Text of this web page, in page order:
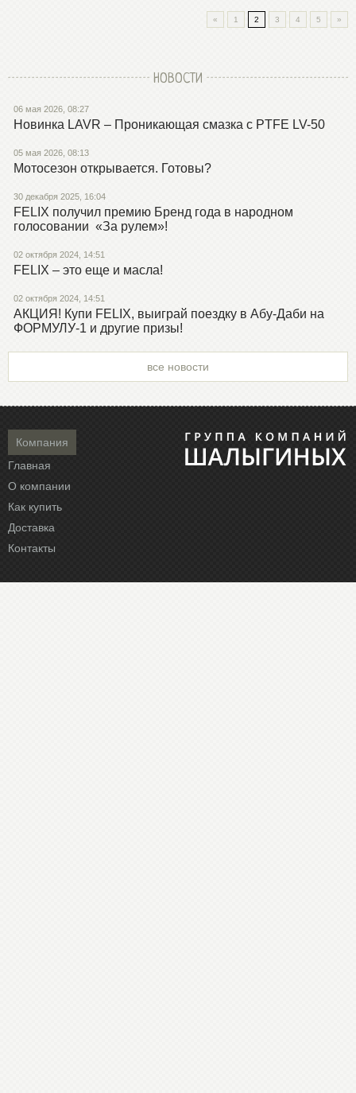
« 1 2 3 4 5 »
НОВОСТИ
06 мая 2026, 08:27
Новинка LAVR – Проникающая смазка с PTFE LV-50
05 мая 2026, 08:13
Мотосезон открывается. Готовы?
30 декабря 2025, 16:04
FELIX получил премию Бренд года в народном
голосовании «За рулем»!
02 октября 2024, 14:51
FELIX – это еще и масла!
02 октября 2024, 14:51
АКЦИЯ! Купи FELIX, выиграй поездку в Абу-Даби на
ФОРМУЛУ-1 и другие призы!
все новости
Компания
Главная
О компании
Как купить
Доставка
Контакты